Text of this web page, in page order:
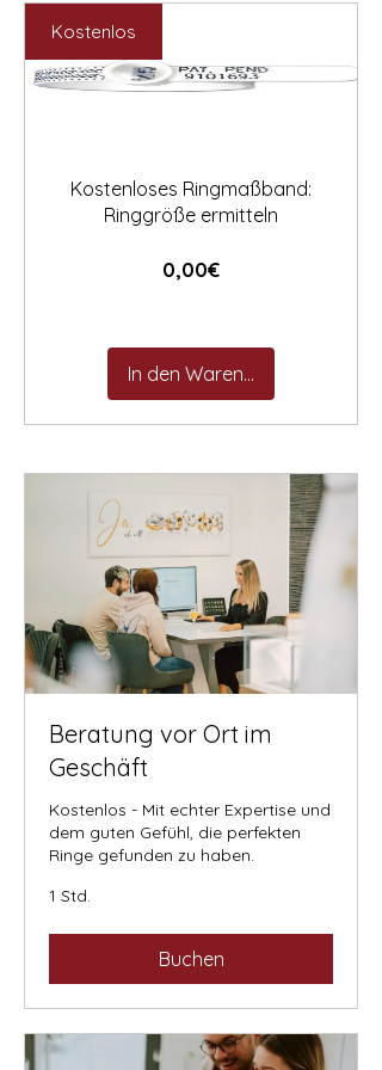
Preis
2.547,00 €
Preis
Kostenlos
Kostenloses Ringmaßband:
Ringgröße ermitteln
0,00€Preis
In den Warenkorb
Beratung vor Ort im
Geschäft
Kostenlos - Mit echter Expertise und
dem guten Gefühl, die perfekten
Ringe gefunden zu haben.
1 Std.
Buchen